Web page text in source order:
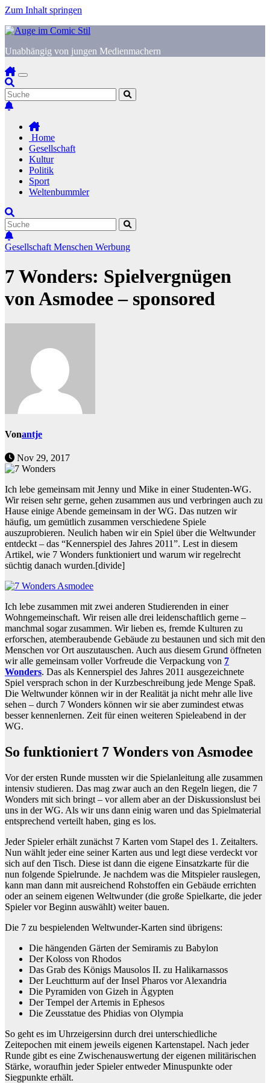
Zum Inhalt springen
Unabhängig von jungen Medienmachern
Home
Gesellschaft
Kultur
Politik
Sport
Weltenbummler
Gesellschaft Menschen Werbung
7 Wonders: Spielvergnügen
von Asmodee – sponsored
Vonantje
Nov 29, 2017
Ich lebe gemeinsam mit Jenny und Mike in einer Studenten-WG.
Wir reisen sehr gerne, gehen zusammen aus und verbringen auch zu
Hause einige Abende gemeinsam in der WG. Das nutzen wir
häufig, um gemütlich zusammen verschiedene Spiele
auszuprobieren. Neulich haben wir ein Spiel über die Weltwunder
entdeckt – das “Kennerspiel des Jahres 2011”. Lest in diesem
Artikel, wie 7 Wonders funktioniert und warum wir regelrecht
süchtig danach wurden.[divide]
Ich lebe zusammen mit zwei anderen Studierenden in einer
Wohngemeinschaft. Wir reisen alle drei leidenschaftlich gerne –
manchmal sogar zusammen. Wir lieben es, fremde Kulturen zu
erforschen, atemberaubende Gebäude zu bestaunen und sich mit den
Menschen vor Ort auszutauschen. Auch aus diesem Grund öffneten
wir alle gemeinsam voller Vorfreude die Verpackung von 7
Wonders. Das als Kennerspiel des Jahres 2011 ausgezeichnete
Spiel versprach schon in der Kurzbeschreibung jede Menge Spaß.
Die Weltwunder können wir in der Realität ja nicht mehr alle live
sehen – durch 7 Wonders können wir sie aber zumindest etwas
besser kennenlernen. Zeit für einen weiteren Spieleabend in der
WG.
So funktioniert 7 Wonders von Asmodee
Vor der ersten Runde mussten wir die Spielanleitung alle zusammen
intensiv studieren. Das mag zwar auch an den Regeln liegen, die 7
Wonders mit sich bringt – vor allem aber an der Diskussionslust bei
uns in der WG. Als wir uns dann einig waren und das Spielmaterial
entsprechend verteilt haben, ging es los.
Jeder Spieler erhält zunächst 7 Karten vom Stapel des 1. Zeitalters.
Nun wählt jeder eine seiner Karten aus und legt diese verdeckt vor
sich auf den Tisch. Diese ist dann die eigene Einsatzkarte für die
nun folgende Spielrunde. Je nachdem was die Mitspieler rauslegen,
kann man dann mit ausreichend Rohstoffen ein Gebäude errichten
oder an seinem eigenen Weltwunder (die große Spielkarte, die jeder
Spieler vor Beginn auswählt) weiter bauen.
Die 7 zu bespielenden Weltwunder-Karten sind übrigens:
Die hängenden Gärten der Semiramis zu Babylon
Der Koloss von Rhodos
Das Grab des Königs Mausolos II. zu Halikarnassos
Der Leuchtturm auf der Insel Pharos vor Alexandria
Die Pyramiden von Gizeh in Ägypten
Der Tempel der Artemis in Ephesos
Die Zeusstatue des Phidias von Olympia
So geht es im Uhrzeigersinn durch drei unterschiedliche
Zeitepochen mit einem jeweils eigenen Kartenstapel. Nach jeder
Runde gibt es eine Zwischenauswertung der eigenen militärischen
Stärke, woraufhin jeder Spieler entweder Minuspunkte oder
Siegpunkte erhält.